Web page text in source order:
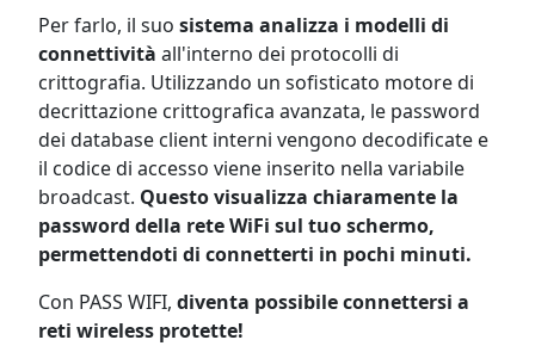
Per farlo, il suo sistema analizza i modelli di
connettività all'interno dei protocolli di
crittografia. Utilizzando un sofisticato motore di
decrittazione crittografica avanzata, le password
dei database client interni vengono decodificate e
il codice di accesso viene inserito nella variabile
broadcast. Questo visualizza chiaramente la
password della rete WiFi sul tuo schermo,
permettendoti di connetterti in pochi minuti.
Con PASS WIFI, diventa possibile connettersi a
reti wireless protette!